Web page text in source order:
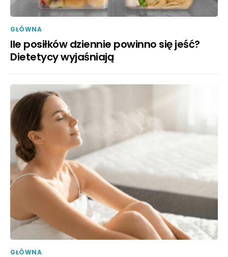
GŁÓWNA
Ile posiłków dziennie powinno się jeść?
Dietetycy wyjaśniają
GŁÓWNA